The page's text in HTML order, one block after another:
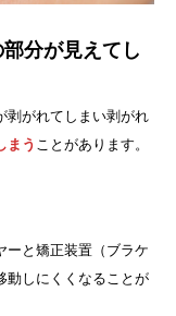
分が見えてし
剥がれてしまい剥がれ
まう ことがあります。
ーと矯正装置（ブラケ
動しにくくなることが